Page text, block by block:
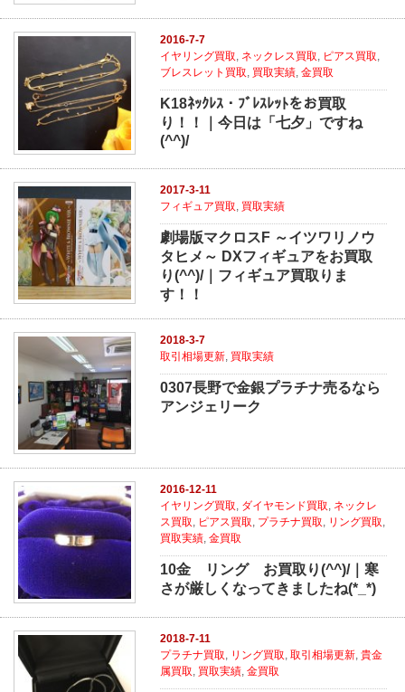
2016-7-7
イヤリング買取, ネックレス買取, ピアス買取,
ブレスレット買取, 買取実績,金買取
K18ﾈｯｸﾚｽ・ﾌﾞﾚｽﾚｯﾄをお買取
り！！｜今日は「七夕」ですね
(^^)/
2017-3-11
フィギュア買取 買取実績
劇場版マクロスF ～イツワリノウ
タヒメ～ DXフィギュアをお買取
り(^^)/｜フィギュア買取りま
す！！
2018-3-7
取引相場更新 買取実績
0307長野で金銀プラチナ売るなら
アンジェリーク
2016-12-11
イヤリング買取, ダイヤモンド買取, ネックレ
ス買取, ピアス買取, プラチナ買取, リング買取,
買取実績,金買取
10金 リング お買取り(^^)/｜寒
さが厳しくなってきましたね(*_*)
2018-7-11
プラチナ買取, リング買取,取引相場更新,貴金
属買取, 買取実績,金買取